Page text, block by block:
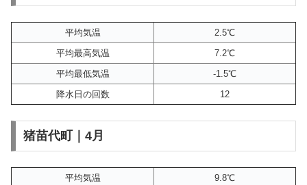
平均気温
2.5℃
平均最高気温
7.2℃
平均最低気温
-1.5℃
降水日の回数
12
猪苗代町｜4月
平均気温 9.8℃